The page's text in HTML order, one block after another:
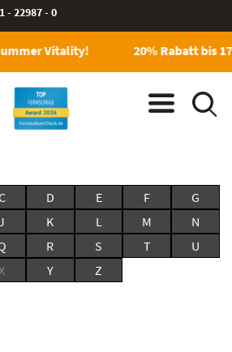
- 22987 - 0
Vitality! 20% Rabatt bis
D E F
G
K L M
N
R S T
U
Y Z